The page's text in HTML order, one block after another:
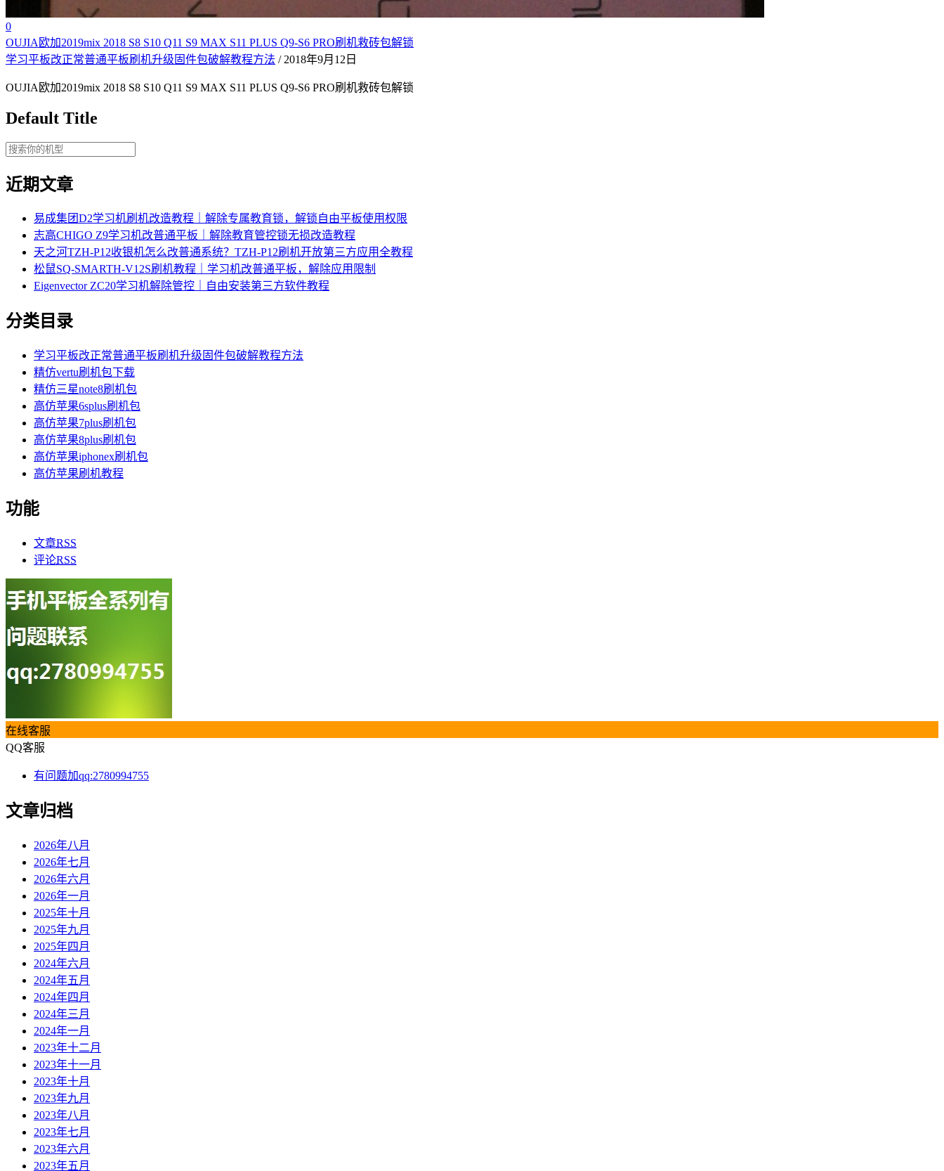
0
OUJIA欧加2019mix 2018 S8 S10 Q11 S9 MAX S11 PLUS Q9-S6 PRO刷机救砖包解锁
学习平板改正常普通平板刷机升级固件包破解教程方法 / 2018年9月12日
OUJIA欧加2019mix 2018 S8 S10 Q11 S9 MAX S11 PLUS Q9-S6 PRO刷机救砖包解锁
Default Title
近期文章
易成集团D2学习机刷机改造教程｜解除专属教育锁，解锁自由平板使用权限
志高CHIGO Z9学习机改普通平板｜解除教育管控锁无损改造教程
天之河TZH-P12收银机怎么改普通系统？TZH-P12刷机开放第三方应用全教程
松鼠SQ-SMARTH-V12S刷机教程｜学习机改普通平板，解除应用限制
Eigenvector ZC20学习机解除管控｜自由安装第三方软件教程
分类目录
学习平板改正常普通平板刷机升级固件包破解教程方法
精仿vertu刷机包下载
精仿三星note8刷机包
高仿苹果6splus刷机包
高仿苹果7plus刷机包
高仿苹果8plus刷机包
高仿苹果iphonex刷机包
高仿苹果刷机教程
功能
文章RSS
评论RSS
在线客服
QQ客服
有问题加qq:2780994755
文章归档
2026年八月
2026年七月
2026年六月
2026年一月
2025年十月
2025年九月
2025年四月
2024年六月
2024年五月
2024年四月
2024年三月
2024年一月
2023年十二月
2023年十一月
2023年十月
2023年九月
2023年八月
2023年七月
2023年六月
2023年五月